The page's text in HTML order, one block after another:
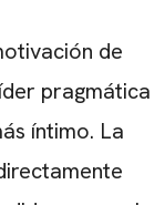
de
pragmática
íntimo. La